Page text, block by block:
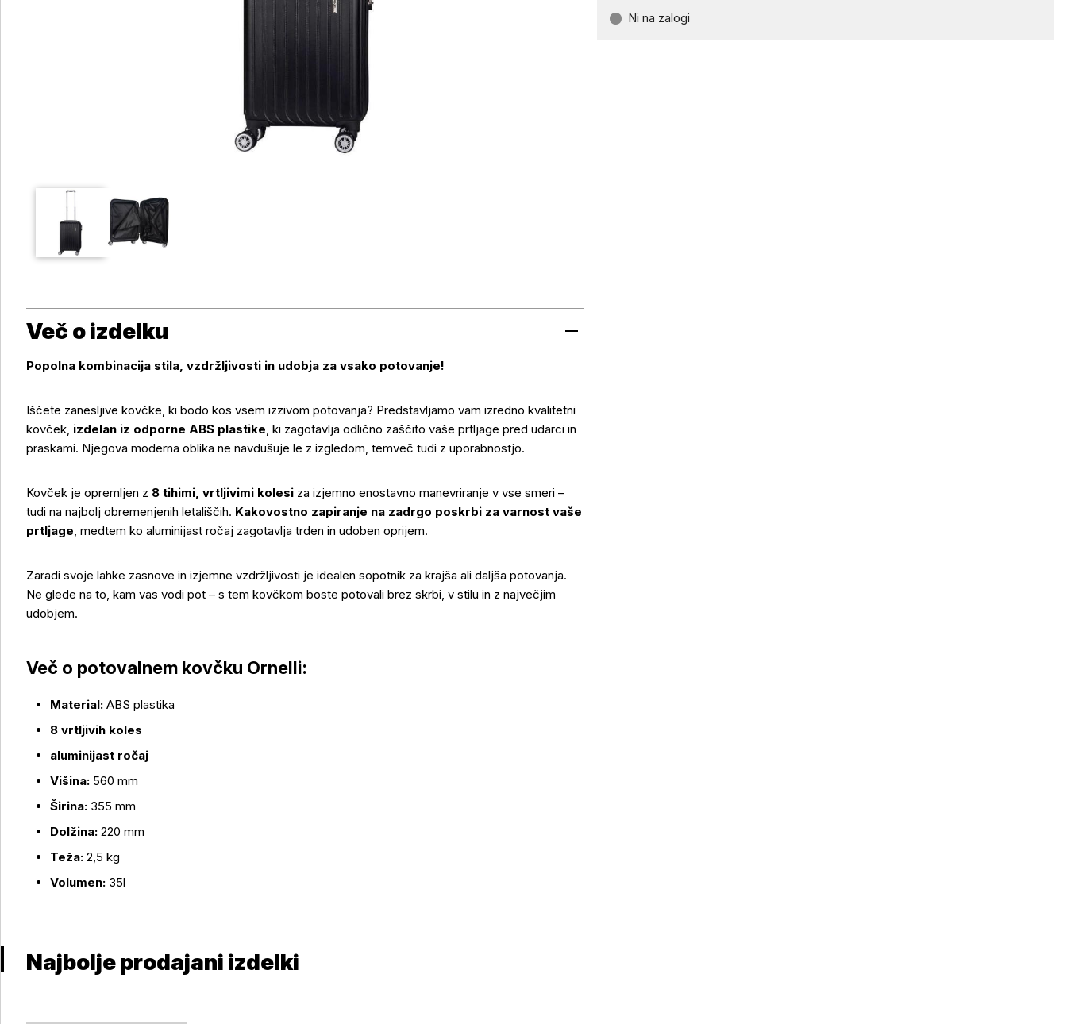
Ni na zalogi
Več o izdelku
Popolna kombinacija stila, vzdržljivosti in udobja za vsako potovanje!
Iščete zanesljive kovčke, ki bodo kos vsem izzivom potovanja? Predstavljamo vam izredno kvalitetni
kovček, izdelan iz odporne ABS plastike, ki zagotavlja odlično zaščito vaše prtljage pred udarci in
praskami. Njegova moderna oblika ne navdušuje le z izgledom, temveč tudi z uporabnostjo.
Kovček je opremljen z 8 tihimi, vrtljivimi kolesi za izjemno enostavno manevriranje v vse smeri –
tudi na najbolj obremenjenih letališčih. Kakovostno zapiranje na zadrgo poskrbi za varnost vaše
prtljage, medtem ko aluminijast ročaj zagotavlja trden in udoben oprijem.
Zaradi svoje lahke zasnove in izjemne vzdržljivosti je idealen sopotnik za krajša ali daljša potovanja.
Ne glede na to, kam vas vodi pot – s tem kovčkom boste potovali brez skrbi, v stilu in z največjim
udobjem.
Več o potovalnem kovčku Ornelli:
Material: ABS plastika
8 vrtljivih koles
aluminijast ročaj
Višina: 560 mm
Širina: 355 mm
Dolžina: 220 mm
Teža: 2,5 kg
Volumen: 35l
Najbolje prodajani izdelki